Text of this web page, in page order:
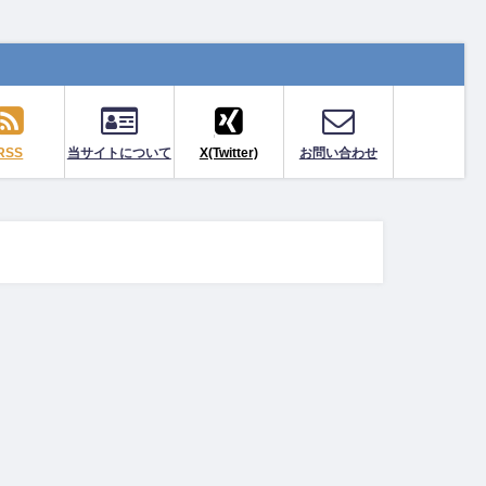
当サイトについて X(Twitter) お問い合わせ